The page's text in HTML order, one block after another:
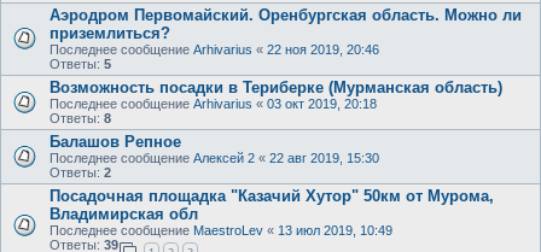
Аэродром Первомайский. Оренбургская область. Можно ли
приземлиться?
Последнее сообщение Arhivarius « 22 ноя 2019, 20:46
Ответы: 5
Возможность посадки в Териберке (Мурманская область)
Последнее сообщение Arhivarius « 03 окт 2019, 20:18
Ответы: 8
Балашов Репное
Последнее сообщение Алексей 2 « 22 авг 2019, 15:30
Ответы: 2
Посадочная площадка "Казачий Хутор" 50км от Мурома,
Владимирская обл
Последнее сообщение MaestroLev « 13 июл 2019, 10:49
Ответы: 39